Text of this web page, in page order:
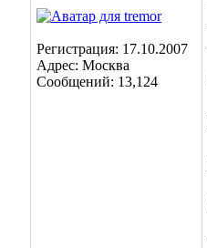
Регистрация: 17.10.2007
Адрес: Москва
Сообщений: 13,124